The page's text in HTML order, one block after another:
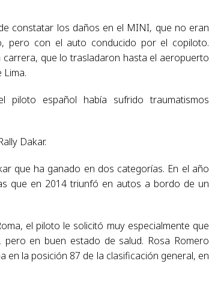
constatar los daños en el MINI, que no eran
pero con el auto conducido por el copiloto.
que lo trasladaron hasta el aeropuerto
español había sufrido traumatismos
Dakar.
que ha ganado en dos categorías. En el año
que en 2014 triunfó en autos a bordo de un
el piloto le solicitó muy especialmente que
en buen estado de salud. Rosa Romero
en la posición 87 de la clasificación general, en